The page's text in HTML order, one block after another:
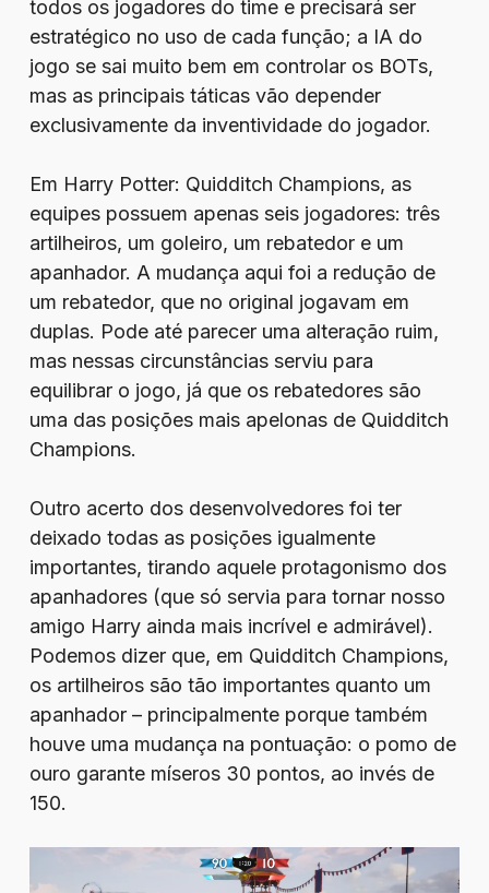
todos os jogadores do time e precisará ser
estratégico no uso de cada função; a IA do
jogo se sai muito bem em controlar os BOTs,
mas as principais táticas vão depender
exclusivamente da inventividade do jogador.
Em Harry Potter: Quidditch Champions, as
equipes possuem apenas seis jogadores: três
artilheiros, um goleiro, um rebatedor e um
apanhador. A mudança aqui foi a redução de
um rebatedor, que no original jogavam em
duplas. Pode até parecer uma alteração ruim,
mas nessas circunstâncias serviu para
equilibrar o jogo, já que os rebatedores são
uma das posições mais apelonas de Quidditch
Champions.
Outro acerto dos desenvolvedores foi ter
deixado todas as posições igualmente
importantes, tirando aquele protagonismo dos
apanhadores (que só servia para tornar nosso
amigo Harry ainda mais incrível e admirável).
Podemos dizer que, em Quidditch Champions,
os artilheiros são tão importantes quanto um
apanhador – principalmente porque também
houve uma mudança na pontuação: o pomo de
ouro garante míseros 30 pontos, ao invés de
150.